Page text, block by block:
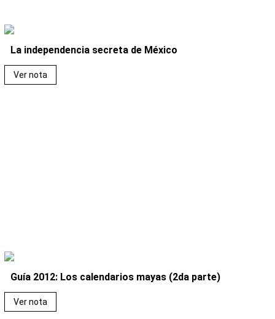
La independencia secreta de México
Ver nota
Guía 2012: Los calendarios mayas (2da parte)
Ver nota